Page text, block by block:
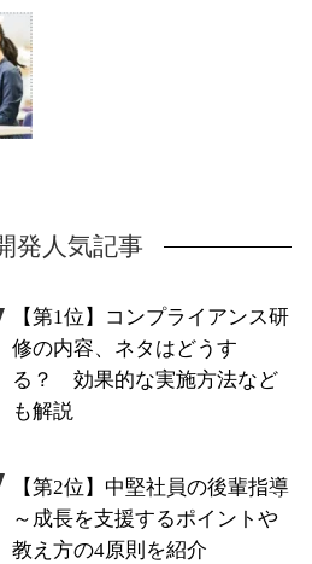
発人気記事
【第1位】コンプライアンス研
修の内容、ネタはどうす
る？ 効果的な実施方法など
も解説
【第2位】中堅社員の後輩指導
～成長を支援するポイントや
教え方の4原則を紹介